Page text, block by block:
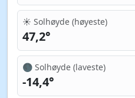
☀️ Solhøyde (høyeste)
47,2°
🌑 Solhøyde (laveste)
-14,4°